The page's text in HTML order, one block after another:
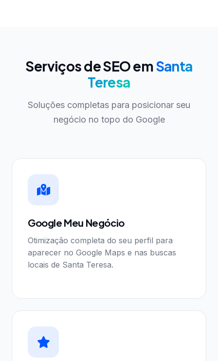
Serviços de SEO emSanta
Teresa
Soluções completas para posicionar seu
negócio no topo do Google
Google Meu Negócio
Otimização completa do seu perfil para
aparecer no Google Maps e nas buscas
locais de Santa Teresa.